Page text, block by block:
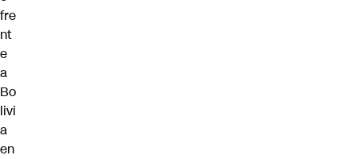
fre
nt
e
a
Bo
livi
a
en